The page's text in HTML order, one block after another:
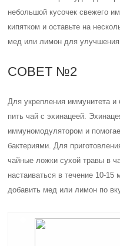
небольшой кусочек свежего
кипятком и оставьте на
мед или лимон для улучшения
СОВЕТ №2
Для укрепления иммунитета и
пить чай с эхинацеей.
иммуномодулятором и
бактериями. Для
чайные ложки сухой травы в
настаиваться в течение 10-
добавить мед или лимон по